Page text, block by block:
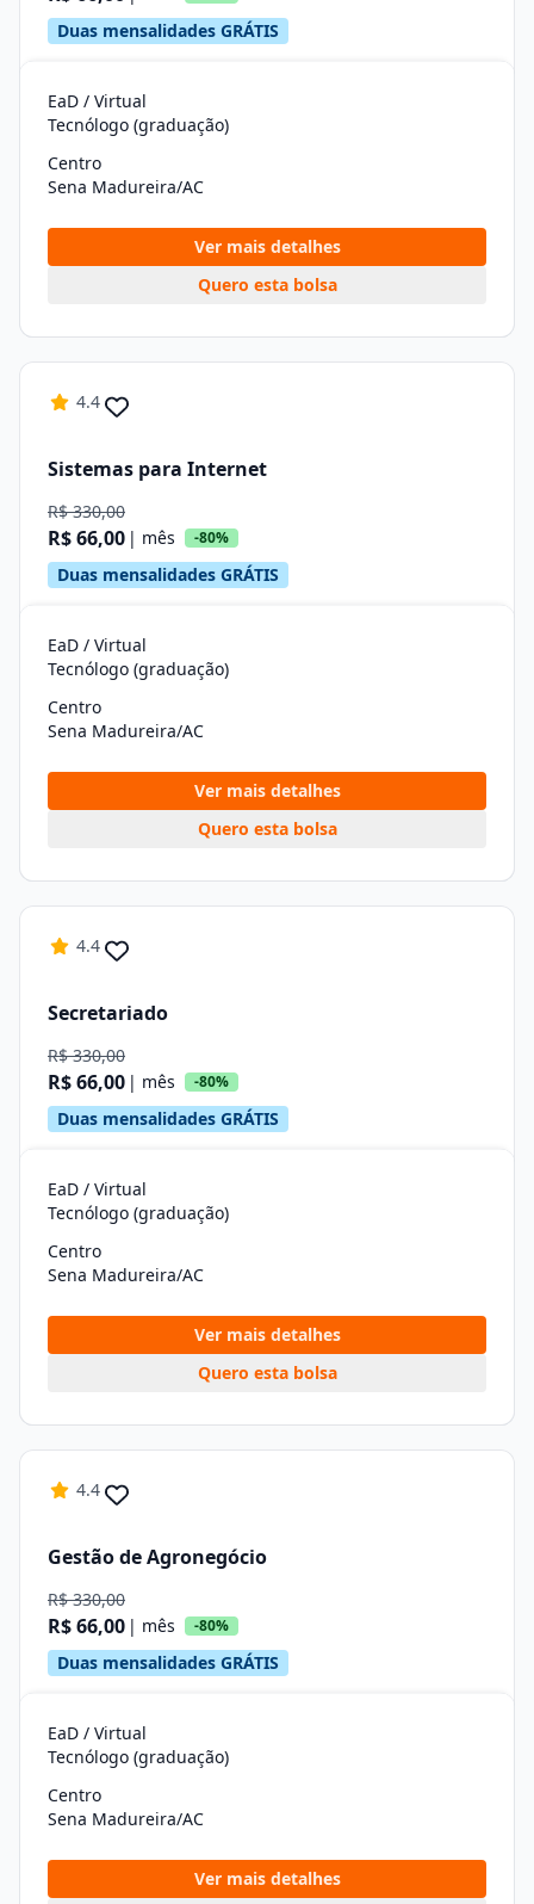
Duas mensalidades GRÁTIS
EaD / Virtual
Tecnólogo (graduação)
Centro
Sena Madureira/AC
Ver mais detalhes
Quero esta bolsa
4.4
Sistemas para Internet
R$ 330,00
R$ 66,00 | mês -80%
Duas mensalidades GRÁTIS
EaD / Virtual
Tecnólogo (graduação)
Centro
Sena Madureira/AC
Ver mais detalhes
Quero esta bolsa
4.4
Secretariado
R$ 330,00
R$ 66,00 | mês -80%
Duas mensalidades GRÁTIS
EaD / Virtual
Tecnólogo (graduação)
Centro
Sena Madureira/AC
Ver mais detalhes
Quero esta bolsa
4.4
Gestão de Agronegócio
R$ 330,00
R$ 66,00 | mês -80%
Duas mensalidades GRÁTIS
EaD / Virtual
Tecnólogo (graduação)
Centro
Sena Madureira/AC
Ver mais detalhes